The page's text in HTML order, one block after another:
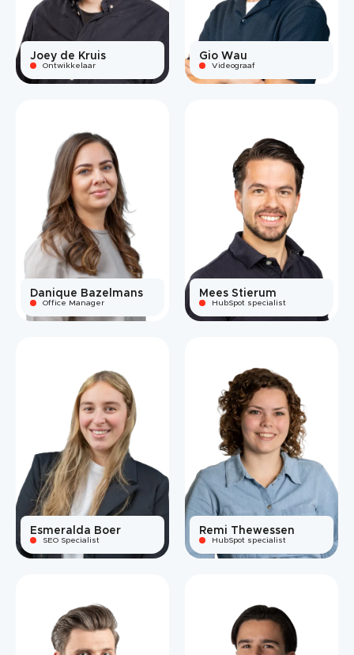
Joey de Kruis
Ontwikkelaar
Gio Wau
Videograaf
Danique Bazelmans
Office Manager
Mees Stierum
HubSpot specialist
Esmeralda Boer
SEO Specialist
Remi Thewessen
HubSpot specialist